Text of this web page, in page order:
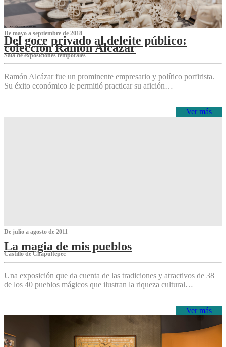
De mayo a septiembre de 2018
Del goce privado al deleite público:
colección Ramón Alcázar
Sala de exposiciones temporales
Ramón Alcázar fue un prominente empresario y político porfirista.
Su éxito económico le permitió practicar su afición…
Ver más
De julio a agosto de 2011
La magia de mis pueblos
Castillo de Chapultepec
Una exposición que da cuenta de las tradiciones y atractivos de 38
de los 40 pueblos mágicos que ilustran la riqueza cultural…
Ver más